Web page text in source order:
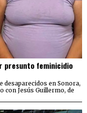
presunto feminicidio
desaparecidos en Sonora,
con Jesús Guillermo, de